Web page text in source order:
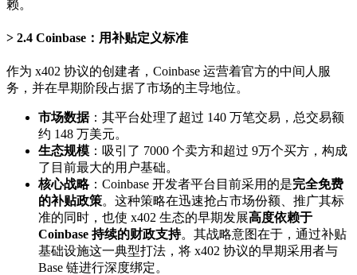
赖。
2.4 Coinbase：用补贴定义标准
作为 x402 协议的创建者，Coinbase 运营着官方的中间人服
务，并在早期阶段占据了市场的主导地位。
市场数据：其平台处理了超过 140 万笔交易，总交易额
约 148 万美元。
生态规模 ：吸引了 7000 个卖方和超过 9万个买方，构成
了目前最大的用户基础。
核心战略：Coinbase 开发者平台目前采用的是完全免费
的补贴政策。这种策略在迅速抢占市场份额、推广其标
准的同时，也使 x402 生态的早期发展高度依赖于
Coinbase 持续的财政支持。其战略意图在于，通过补贴
基础设施这一典型打法，将 x402 协议的早期采用者与
Base 链进行深度绑定。